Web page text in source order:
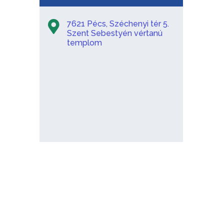
7621 Pécs, Széchenyi tér 5.
Szent Sebestyén vértanú
templom